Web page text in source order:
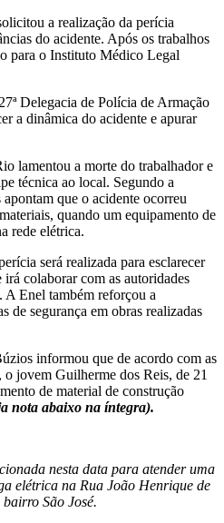
a realização da perícia
do acidente. Após os trabalhos
para o Instituto Médico Legal
Delegacia de Polícia de Armação
a dinâmica do acidente e apurar
lamentou a morte do trabalhador e
técnica ao local. Segundo a
que o acidente ocorreu
quando um equipamento de
rede elétrica.
será realizada para esclarecer
irá colaborar com as autoridades
A Enel também reforçou a
de segurança em obras realizadas
informou que de acordo com as
jovem Guilherme dos Reis, de 21
de material de construção
nota abaixo na íntegra).
nesta data para atender uma
elétrica na Rua João Henrique de
bairro São José.